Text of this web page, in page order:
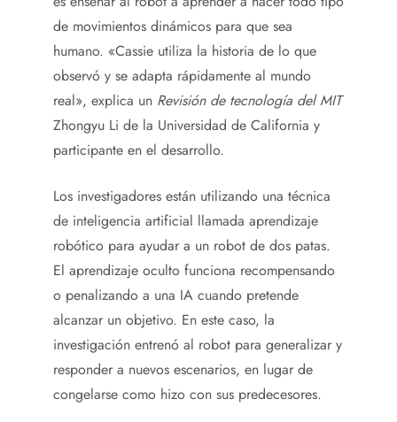
de movimientos dinámicos para que sea
humano. «Cassie utiliza la historia de lo que
observó y se adapta rápidamente al mundo
real», explica un Revisión de tecnología del MIT
Zhongyu Li de la Universidad de California y
participante en el desarrollo.
Los investigadores están utilizando una técnica
de inteligencia artificial llamada aprendizaje
robótico para ayudar a un robot de dos patas.
El aprendizaje oculto funciona recompensando
o penalizando a una IA cuando pretende
alcanzar un objetivo. En este caso, la
investigación entrenó al robot para generalizar y
responder a nuevos escenarios, en lugar de
congelarse como hizo con sus predecesores.